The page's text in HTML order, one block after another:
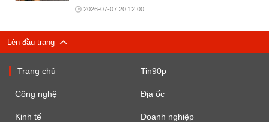
2026-07-07 20:12:00
Lên đầu trang
Trang chủ Tin90p
Công nghệ Địa ốc
Kinh tế Doanh nghiệp